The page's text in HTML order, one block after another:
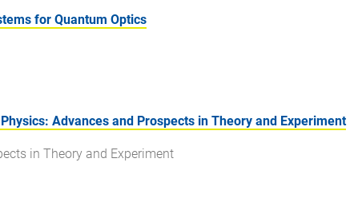
for Quantum Optics
Advances and Prospects in Theory and Experiment
in Theory and Experiment